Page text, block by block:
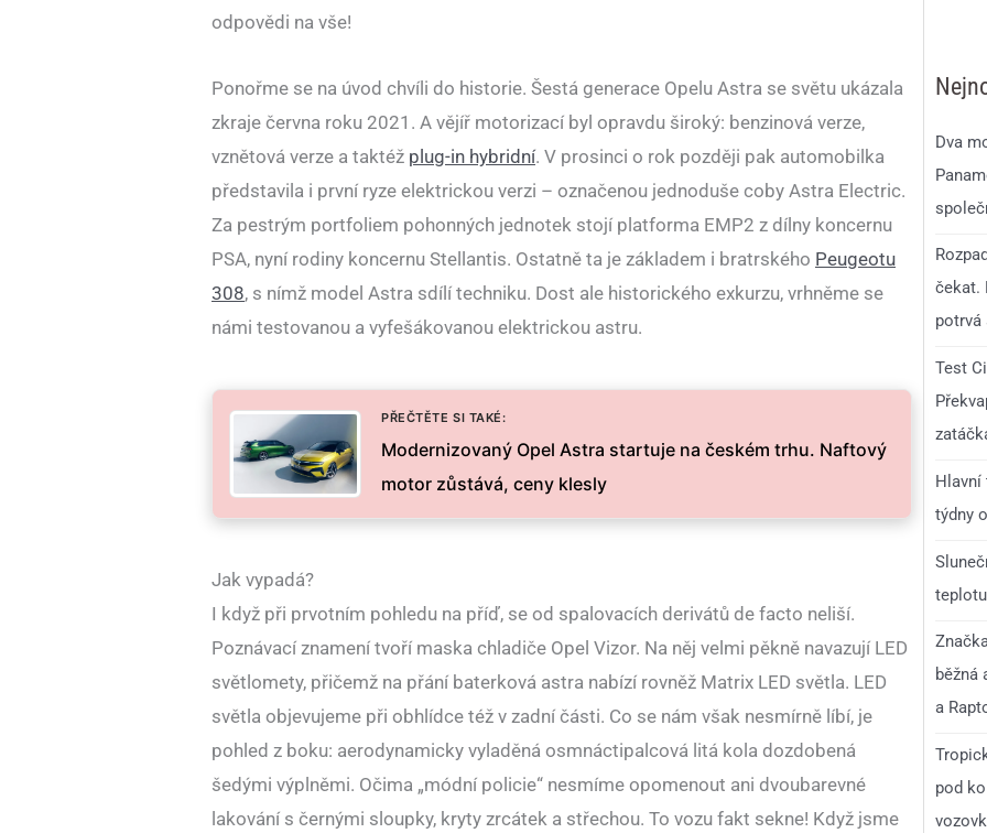
odpovědi na vše!
Ponořme se na úvod chvíli do historie. Šestá generace Opelu Astra se světu ukázala
zkraje června roku 2021. A vějíř motorizací byl opravdu široký: benzinová verze,
vznětová verze a taktéž plug-in hybridní. V prosinci o rok později pak automobilka
představila i první ryze elektrickou verzi – označenou jednoduše coby Astra Electric.
Za pestrým portfoliem pohonných jednotek stojí platforma EMP2 z dílny koncernu
PSA, nyní rodiny koncernu Stellantis. Ostatně ta je základem i bratrského Peugeotu
308, s nímž model Astra sdílí techniku. Dost ale historického exkurzu, vrhněme se
námi testovanou a vyfešákovanou elektrickou astru.
PŘEČTĚTE SI TAKÉ:
Modernizovaný Opel Astra startuje na českém trhu. Naftový
motor zůstává, ceny klesly
Jak vypadá?
I když při prvotním pohledu na příď, se od spalovacích derivátů de facto neliší.
Poznávací znamení tvoří maska chladiče Opel Vizor. Na něj velmi pěkně navazují LED
světlomety, přičemž na přání baterková astra nabízí rovněž Matrix LED světla. LED
světla objevujeme při obhlídce též v zadní části. Co se nám však nesmírně líbí, je
pohled z boku: aerodynamicky vyladěná osmnáctipalcová litá kola dozdobená
šedými výplněmi. Očima „módní policie“ nesmíme opomenout ani dvoubarevné
lakování s černými sloupky, kryty zrcátek a střechou. To vozu fakt sekne! Když jsme
Dva
čekat.
potrvá
Test
Hlavní
týdny
běžná
a
pod